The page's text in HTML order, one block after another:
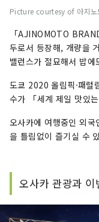
Picture courtesy of 아지노
「AJINOMOTO
두로서 등장해, 개량을
밸런스가 절묘해서 밥
도쿄 2020 올림픽·패럴
수가 「세계 제일 맛있
오사카에 여행중인 외
을 틀림없이 즐기실 수
오사카 관광과 이